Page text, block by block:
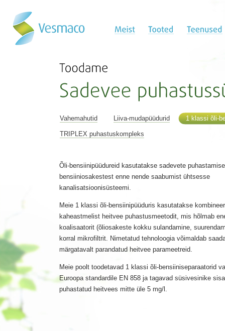
Vahemahutid Liiva-mudapüüdurid 1 klassi õli-
TRIPLEX puhastuskompleks
Õli-bensiinipüüdureid kasutatakse sadevete
bensiiniosakestest enne nende saabumist ühtsesse
kanalisatsioonisüsteemi.
Meie 1 klassi õli-bensiinipüüduris kasutatakse
kaheastmelist heitvee puhastusmeetodit, mis hõlmab
koalisaatorit (õliosakeste kokku sulandamine,
korral mikrofiltrit. Nimetatud tehnoloogia võimaldab
märgatavalt parandatud heitvee parameetreid.
Meie poolt toodetavad 1 klassi õli-bensiiniseparaatorid
Euroopa standardile EN 858 ja tagavad süsivesinike
puhastatud heitvees mitte üle 5 mg/l.